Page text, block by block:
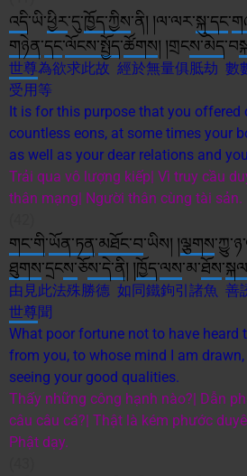
འདི་ཡི་ཕྱིར་དུ་ཁྱོད་ཀྱིས་ནི། །ལ་ལར་སྐུ་དང་
གཉེན་དང་ལོངས་སྤྱོད་ཚོགས། །གྲངས་མེད་བ
世尊為欲求此故 經於無量俱胝劫 數
受用等
It is for this purpose that you offered
countless eons, at some times your
as well as your dear relations and
Trải qua vô lượng kiếp| Vì truy cầu
thân mạng| Người thân cùng tài sản.
གང་གི་ཡོན་ཏན་མཐོང་བ་ཡིས། །ལྕགས
ཐུགས་དྲངས་ཅོས་དེ་ནི། །ཁྱོད་ལས་མ་ཐོས་སྐལ
由見此法殊勝德 如同鐵鉤引諸魚 善
世尊聞
What poor fortune not to have heard
from you, to whose mind I am
seeing your good qualities.
Thấy những công hạnh nào?| Dẫn
câu câu cá?| Thật là kém phước
Phật dạy.